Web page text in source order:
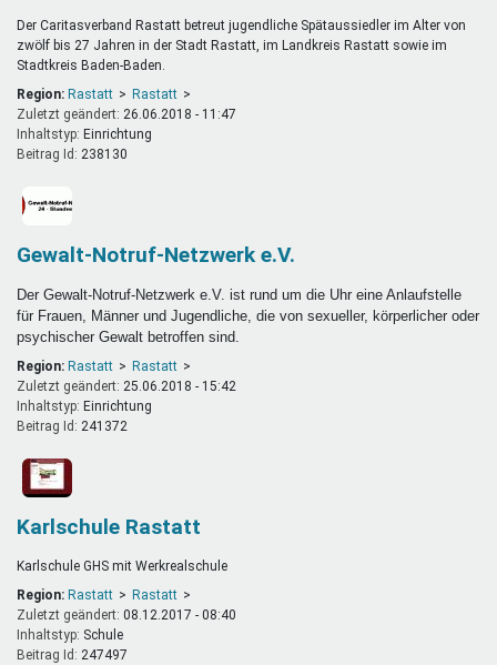
Der Caritasverband Rastatt betreut jugendliche Spätaussiedler im Alter von
zwölf bis 27 Jahren in der Stadt Rastatt, im Landkreis Rastatt sowie im
Stadtkreis Baden-Baden.
Region: Rastatt
Rastatt
Zuletzt geändert: 26.06.2018 - 11:47
Inhaltstyp:
einrichtung
Beitrag Id: 238130
Gewalt-Notruf-Netzwerk e.V.
Der Gewalt-Notruf-Netzwerk e.V. ist rund um die Uhr eine Anlaufstelle
für Frauen, Männer und Jugendliche, die von sexueller, körperlicher oder
psychischer Gewalt betroffen sind.
Region: Rastatt
Rastatt
Zuletzt geändert: 25.06.2018 - 15:42
Inhaltstyp:
einrichtung
Beitrag Id: 241372
Karlschule Rastatt
Karlschule GHS mit Werkrealschule
Region: Rastatt
Rastatt
Zuletzt geändert: 08.12.2017 - 08:40
Inhaltstyp:
schule
Beitrag Id: 247497